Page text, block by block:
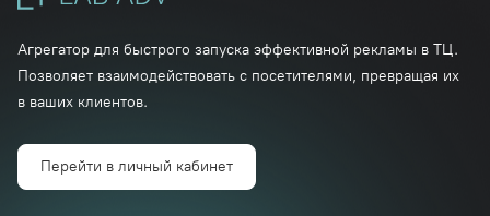
Агрегатор для быстрого запуска эффективной рекламы в ТЦ.
Позволяет взаимодействовать с посетителями, превращая их
в ваших клиентов.
Перейти в личный кабинет